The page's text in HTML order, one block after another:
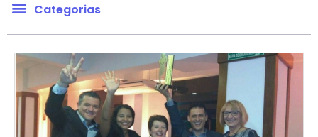
Categorias